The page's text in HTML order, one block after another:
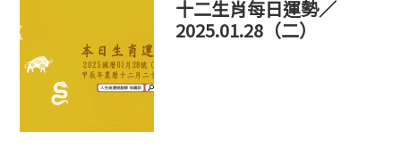
十二生肖每日運勢／
2025.01.28（二）